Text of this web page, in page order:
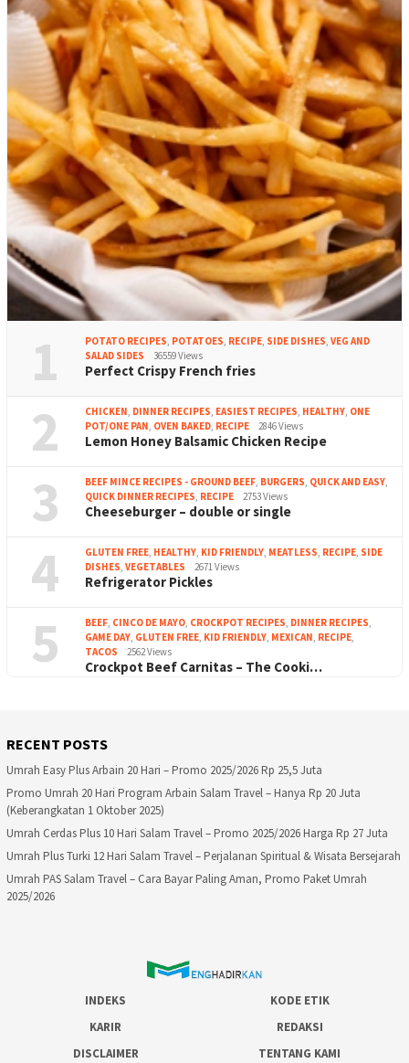
1 POTATO RECIPES, POTATOES, RECIPE, SIDE DISHES, VEG AND
SALAD SIDES
36559 Views
Perfect Crispy French fries
2 CHICKEN, DINNER RECIPES, EASIEST RECIPES, HEALTHY, ONE
POT/ONE PAN, OVEN BAKED, RECIPE 2846 Views
Lemon Honey Balsamic Chicken Recipe
3 BEEF MINCE RECIPES - GROUND BEEF, BURGERS, QUICK AND EASY,
QUICK DINNER RECIPES, RECIPE 2753 Views
Cheeseburger – double or single
4 GLUTEN FREE, HEALTHY, KID FRIENDLY, MEATLESS, RECIPE, SIDE
DISHES, VEGETABLES 2671 Views
Refrigerator Pickles
5 BEEF, CINCO DE MAYO, CROCKPOT RECIPES, DINNER RECIPES,
GAME DAY, GLUTEN FREE, KID FRIENDLY, MEXICAN, RECIPE,
TACOS
2562 Views
Crockpot Beef Carnitas – The Cooki…
RECENT POSTS
Umrah Easy Plus Arbain 20 Hari – Promo 2025/2026 Rp 25,5 Juta
Promo Umrah 20 Hari Program Arbain Salam Travel – Hanya Rp 20 Juta
(Keberangkatan 1 Oktober 2025)
Umrah Cerdas Plus 10 Hari Salam Travel – Promo 2025/2026 Harga Rp 27 Juta
Umrah Plus Turki 12 Hari Salam Travel – Perjalanan Spiritual & Wisata Bersejarah
Umrah PAS Salam Travel – Cara Bayar Paling Aman, Promo Paket Umrah
2025/2026
INDEKS
KODE ETIK
KARIR
REDAKSI
DISCLAIMER
TENTANG KAMI